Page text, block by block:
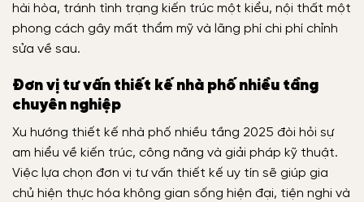
hài hòa, tránh tình trạng kiến trúc một kiểu, nội thất một
phong cách gây mất thẩm mỹ và lãng phí chi phí chỉnh
sửa về sau.
Đơn vị tư vấn thiết kế nhà phố nhiều tầng
chuyên nghiệp
Xu hướng thiết kế nhà phố nhiều tầng 2025 đòi hỏi sự
am hiểu về kiến trúc, công năng và giải pháp kỹ thuật.
Việc lựa chọn đơn vị tư vấn thiết kế uy tín sẽ giúp gia
chủ hiện thực hóa không gian sống hiện đại, tiện nghi và